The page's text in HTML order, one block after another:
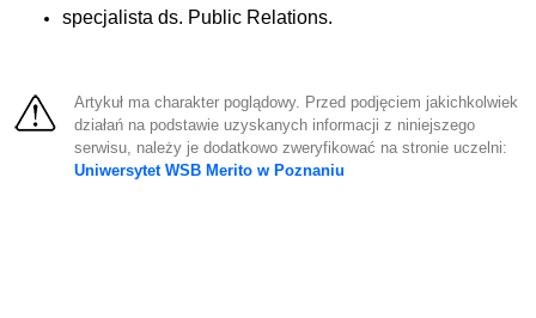
specjalista ds. Public Relations.
Artykuł ma charakter poglądowy. Przed podjęciem jakichkolwiek
działań na podstawie uzyskanych informacji z niniejszego
serwisu, należy je dodatkowo zweryfikować na stronie uczelni:
Uniwersytet WSB Merito w Poznaniu